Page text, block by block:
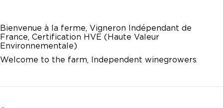
Bienvenue à la ferme, Vigneron Indépendant de
France, Certification HVE (Haute Valeur
Environnementale)
Welcome to the farm, Independent winegrowers